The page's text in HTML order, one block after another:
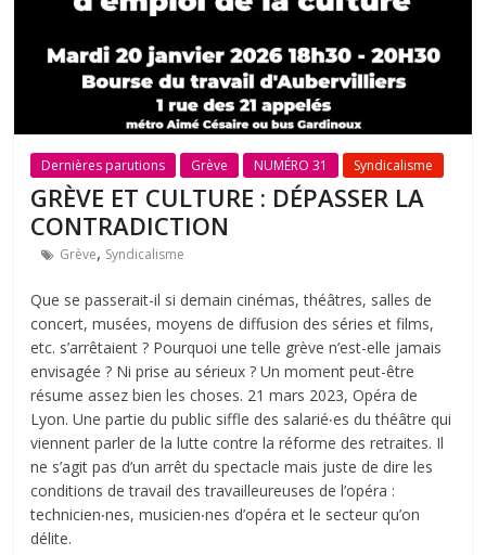
Dernières parutions Grève NUMÉRO 31 Syndicalisme
GRÈVE ET CULTURE : DÉPASSER LA
CONTRADICTION
Grève, Syndicalisme
Que se passerait-il si demain cinémas, théâtres, salles de
concert, musées, moyens de diffusion des séries et films,
etc. s’arrêtaient ? Pourquoi une telle grève n’est-elle jamais
envisagée ? Ni prise au sérieux ? Un moment peut-être
résume assez bien les choses. 21 mars 2023, Opéra de
Lyon. Une partie du public siffle des salarié‧es du théâtre qui
viennent parler de la lutte contre la réforme des retraites. Il
ne s’agit pas d’un arrêt du spectacle mais juste de dire les
conditions de travail des travailleureuses de l’opéra :
technicien‧nes, musicien‧nes d’opéra et le secteur qu’on
délite.